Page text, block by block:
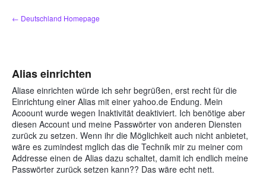
Zum
Inhalt
← Deutschland Homepage
Alias einrichten
Aliase einrichten würde ich sehr begrüßen, erst recht für die
Einrichtung einer Alias mit einer yahoo.de Endung. Mein
Acoount wurde wegen Inaktivität deaktiviert. Ich benötige aber
diesen Account und meine Passwörter von anderen Diensten
zurück zu setzen. Wenn ihr die Möglichkeit auch nicht anbietet,
wäre es zumindest mglich das die Technik mir zu meiner com
Addresse einen de Alias dazu schaltet, damit ich endlich meine
Passwörter zurück setzen kann?? Das wäre echt nett.